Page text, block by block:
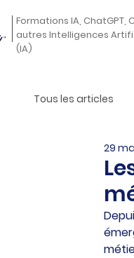
Formations IA, ChatGPT,
autres Intelligences
(IA)
Tous les articles
29